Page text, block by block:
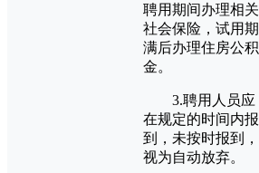
聘用期间办理相关
社会保险，试用期
满后办理住房公积
金。
3.聘用人员应
在规定的时间内报
到，未按时报到，
视为自动放弃。